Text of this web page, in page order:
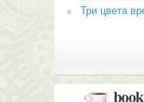
Три цвета